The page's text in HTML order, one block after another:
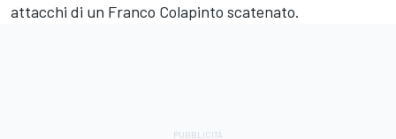
attacchi di un Franco Colapinto scatenato.